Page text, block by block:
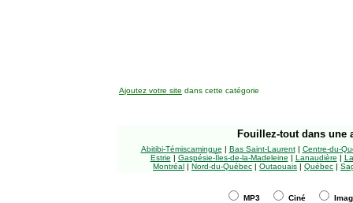
Ajoutez votre site dans cette catégorie
Fouillez-tout dans une
Abitibi-Témiscamingue | Bas Saint-Laurent| Centre-du-
Estrie | Gaspésie-Îles-de-la-Madeleine | Lanaudière |
Montréal | Nord-du-Québec | Outaouais | Québec |
MP3 Ciné